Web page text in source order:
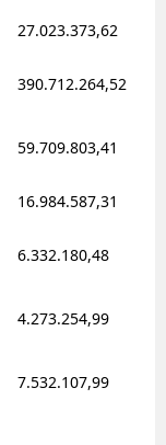
27.023.373,62
390.712.264,52
59.709.803,41
16.984.587,31
6.332.180,48
4.273.254,99
7.532.107,99